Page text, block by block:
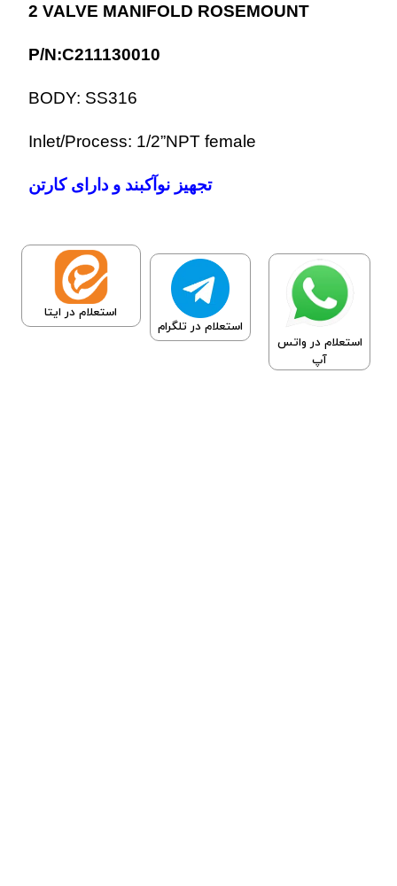
2 VALVE MANIFOLD ROSEMOUNT
P/N:C211130010
BODY: SS316
Inlet/Process: 1/2”NPT female
تجهیز نوآکبند و دارای کارتن
استعلام در واتس
آپ
استعلام در تلگرام
استعلام در ایتا